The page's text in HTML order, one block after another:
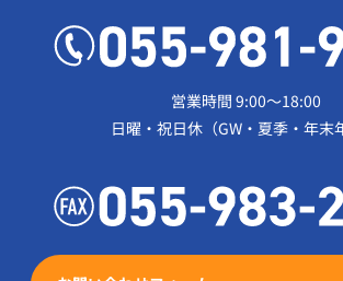
営業時間 9:00～18:00
日曜・祝日休（GW・夏季・年末